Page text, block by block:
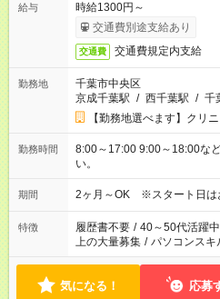
給与
時給1300円～
交通費別途支給あり
交通費 交通費規定内支給
勤務地
千葉市中央区
京成千葉駅 / 西千葉駅 / 千
【勤務地選べます】クリ
勤務時間
8:00～17:00 9:00～18:00な
い。
期間 2ヶ月～OK ※スタート日は
特徴 履歴書不要 / 40～50代活躍中
上の大量募集 / パソコンスキ
気になる！ 応募